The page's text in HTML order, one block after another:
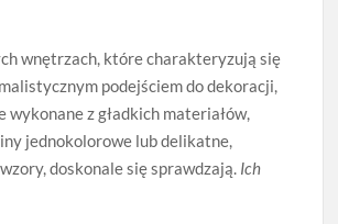
wnętrzach, które charakteryzują się
podejściem do dekoracji,
z gładkich materiałów,
jednokolorowe lub delikatne,
doskonale się sprawdzają. Ich